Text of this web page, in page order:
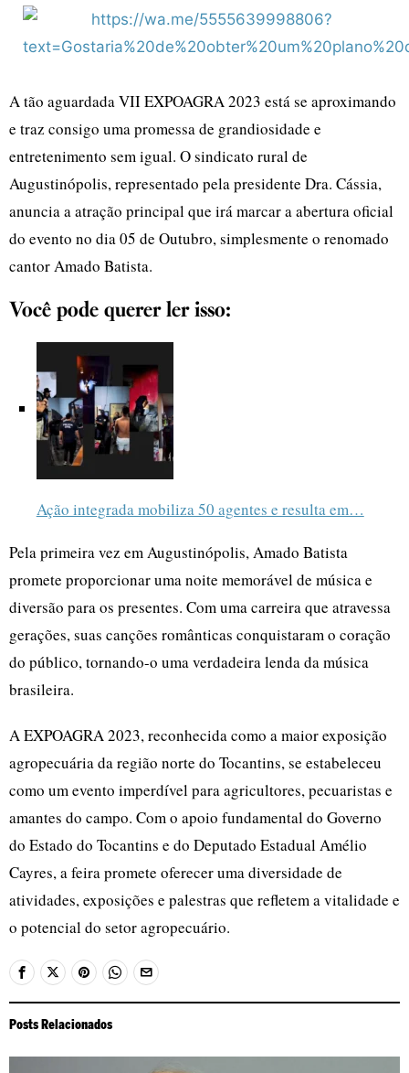
A tão aguardada VII EXPOAGRA 2023 está se aproximando
e traz consigo uma promessa de grandiosidade e
entretenimento sem igual. O sindicato rural de
Augustinópolis, representado pela presidente Dra. Cássia,
anuncia a atração principal que irá marcar a abertura oficial
do evento no dia 05 de Outubro, simplesmente o renomado
cantor Amado Batista.
Você pode querer ler isso:
Ação integrada mobiliza 50 agentes e resulta em…
Pela primeira vez em Augustinópolis, Amado Batista
promete proporcionar uma noite memorável de música e
diversão para os presentes. Com uma carreira que atravessa
gerações, suas canções românticas conquistaram o coração
do público, tornando-o uma verdadeira lenda da música
brasileira.
A EXPOAGRA 2023, reconhecida como a maior exposição
agropecuária da região norte do Tocantins, se estabeleceu
como um evento imperdível para agricultores, pecuaristas e
amantes do campo. Com o apoio fundamental do Governo
do Estado do Tocantins e do Deputado Estadual Amélio
Cayres, a feira promete oferecer uma diversidade de
atividades, exposições e palestras que refletem a vitalidade e
o potencial do setor agropecuário.
Posts Relacionados